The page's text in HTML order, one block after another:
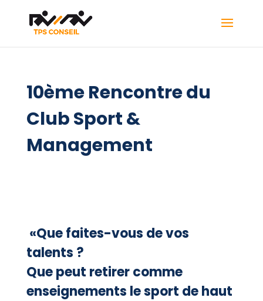
10ème Rencontre du
Club Sport &
Management
«Que faites-­vous de vos
talents ?
Que peut retirer comme
enseignements le sport de haut